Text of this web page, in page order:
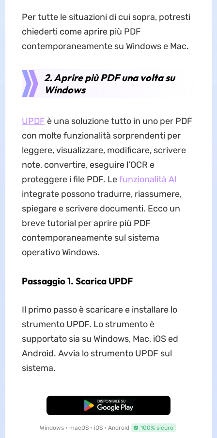
Per tutte le situazioni di cui sopra, potresti
chiederti come aprire più PDF
contemporaneamente su Windows e Mac.
2. Aprire più PDF una volta su
Windows
UPDF è una soluzione tutto in uno per PDF
con molte funzionalità sorprendenti per
leggere, visualizzare, modificare, scrivere
note, convertire, eseguire l’OCR e
proteggere i file PDF. Lefunzionalità AI
integrate possono tradurre, riassumere,
spiegare e scrivere documenti. Ecco un
breve tutorial per aprire più PDF
contemporaneamente sul sistema
operativo Windows.
Passaggio 1. Scarica UPDF
Il primo passo è scaricare e installare lo
strumento UPDF. Lo strumento è
supportato sia su Windows, Mac, iOS ed
Android. Avvia lo strumento UPDF sul
sistema.
Download Gratis
Windows • macOS • iOS • Android 100% sicuro